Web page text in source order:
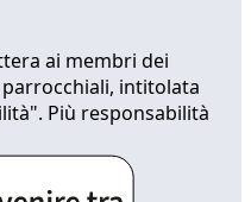
ai membri dei
intitolata
Più responsabilità